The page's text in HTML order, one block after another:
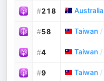
#218 Australia
#58 Taiwan /
#4 Taiwan /
#9 Taiwan /